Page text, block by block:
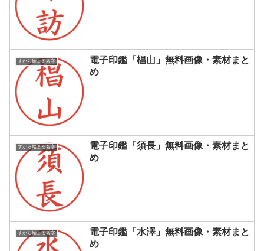
すから始まる名字
電子印鑑「椙山」無料画像・素材まと
め
すから始まる名字
電子印鑑「須長」無料画像・素材まと
め
すから始まる名字
電子印鑑「水澤」無料画像・素材まと
め